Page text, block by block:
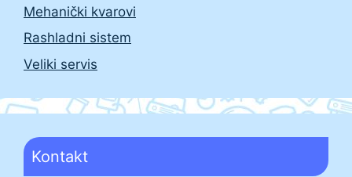
Mehanički kvarovi
Rashladni sistem
Veliki servis
Kontakt